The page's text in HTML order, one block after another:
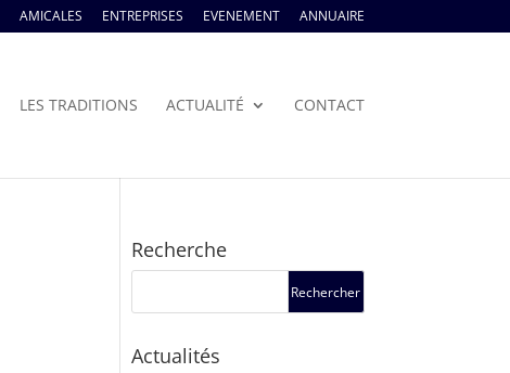
AMICALES ENTREPRISES EVENEMENT ANNUAIRE
LES TRADITIONS ACTUALITÉ CONTACT
Recherche
Actualités